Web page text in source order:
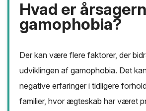
Hvad er
gamophobia?
Der kan være flere faktorer, der
udviklingen af gamophobia. Det
negative erfaringer i tidligere
familier, hvor ægteskab har været